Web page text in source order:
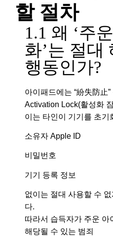
할 절차
1.1 왜 ‘주
화’는 절대
행동인가?
아이패드에는 “紛失防止”
Activation Lock(활성화
이는 타인이 기기를 초기
소유자 Apple ID
비밀번호
기기 등록 정보
없이는 절대 사용할 수
다.
따라서 습득자가 주운 아
해당될 수 있는 범죄